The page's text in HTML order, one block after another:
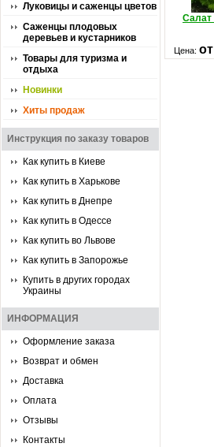
Луковицы и саженцы цветов
Саженцы плодовых
деревьев и кустарников
Товары для туризма и
отдыха
Новинки
Хиты продаж
Инструкция по заказу товаров
Как купить в Киеве
Как купить в Харькове
Как купить в Днепре
Как купить в Одессе
Как купить во Львове
Как купить в Запорожье
Купить в других городах
Украины
ИНФОРМАЦИЯ
Оформление заказа
Возврат и обмен
Доставка
Оплата
Отзывы
Контакты
Салат
Цена: